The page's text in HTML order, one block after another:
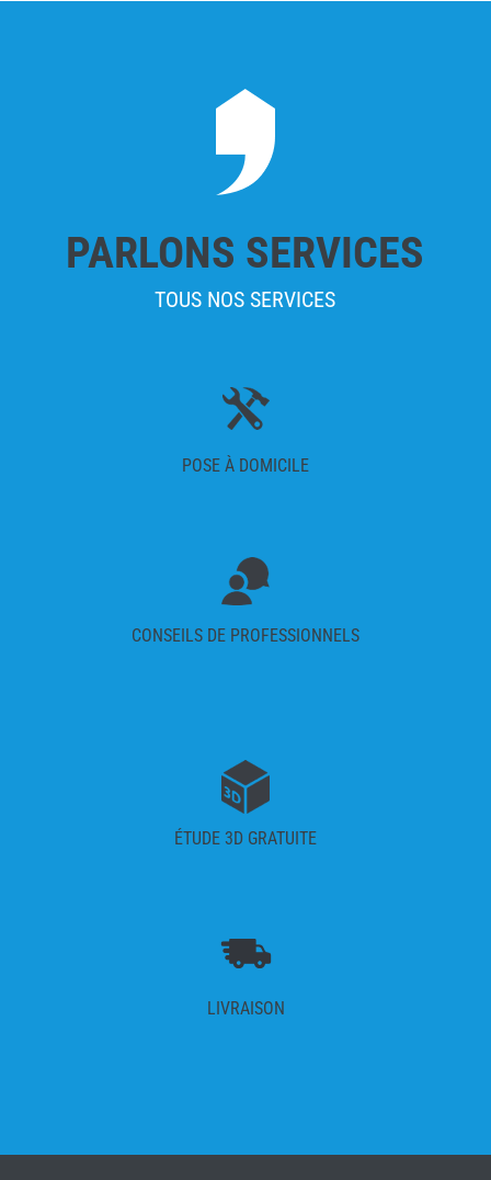
PARLONS SERVICES
TOUS NOS SERVICES
POSE À DOMICILE
CONSEILS DE PROFESSIONNELS
ÉTUDE 3D GRATUITE
LIVRAISON